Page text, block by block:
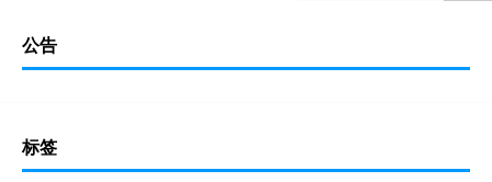
公告
标签